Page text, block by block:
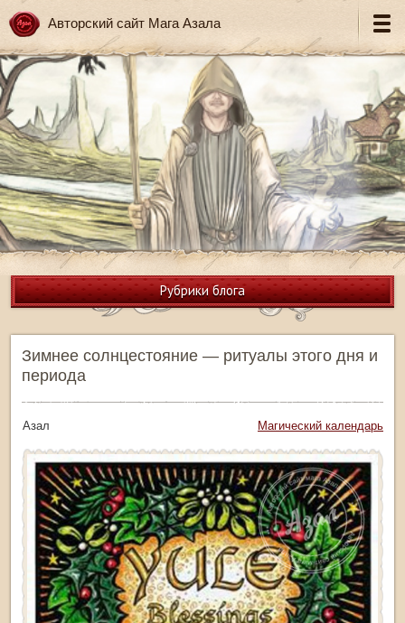
Авторский сайт Мага Азала
Рубрики блога
Зимнее солнцестояние — ритуалы этого дня и
периода
Азал Магический календарь